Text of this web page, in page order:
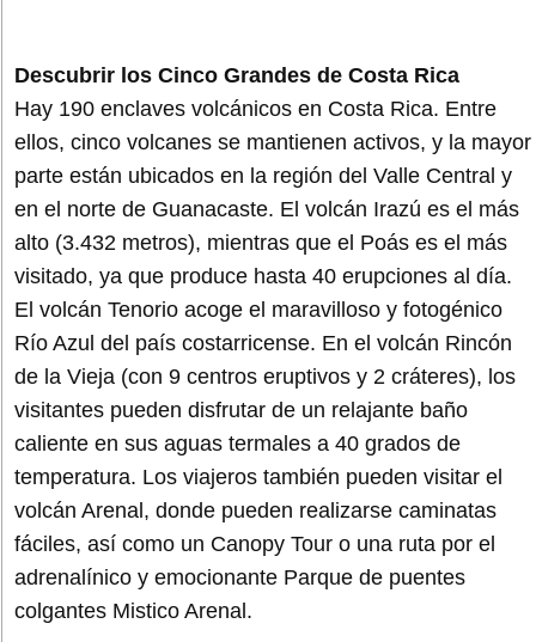
Descubrir los Cinco Grandes de Costa Rica
Hay 190 enclaves volcánicos en Costa Rica. Entre
ellos, cinco volcanes se mantienen activos, y la mayor
parte están ubicados en la región del Valle Central y
en el norte de Guanacaste. El volcán Irazú es el más
alto (3.432 metros), mientras que el Poás es el más
visitado, ya que produce hasta 40 erupciones al día.
El volcán Tenorio acoge el maravilloso y fotogénico
Río Azul del país costarricense. En el volcán Rincón
de la Vieja (con 9 centros eruptivos y 2 cráteres), los
visitantes pueden disfrutar de un relajante baño
caliente en sus aguas termales a 40 grados de
temperatura. Los viajeros también pueden visitar el
volcán Arenal, donde pueden realizarse caminatas
fáciles, así como un Canopy Tour o una ruta por el
adrenalínico y emocionante Parque de puentes
colgantes Mistico Arenal.